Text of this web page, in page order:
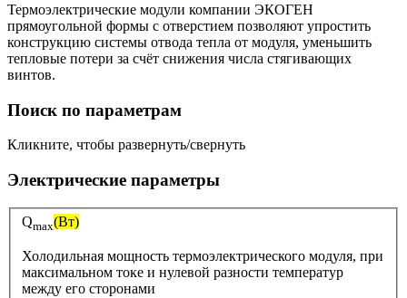
Термоэлектрические модули компании ЭКОГЕН
прямоугольной формы с отверстием позволяют упростить
конструкцию системы отвода тепла от модуля, уменьшить
тепловые потери за счёт снижения числа стягивающих
винтов.
Поиск по параметрам
Кликните, чтобы развернуть/свернуть
Электрические параметры
Qmax(Вт)
Холодильная мощность термоэлектрического модуля, при
максимальном токе и нулевой разности температур
между его сторонами